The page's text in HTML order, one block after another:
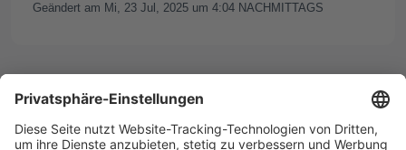
Aufgabenmanagement
Geändert am Mi, 23 Jul, 2025 um 4:04 NACHMITTAGS